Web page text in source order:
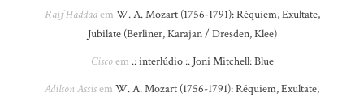
Raif Haddadem W. A. Mozart (1756-1791): Réquiem, Exultate,
Jubilate (Berliner, Karajan / Dresden, Klee)
Ciscoem .: interlúdio :. Joni Mitchell: Blue
Adilson Assisem W. A. Mozart (1756-1791): Réquiem, Exultate,